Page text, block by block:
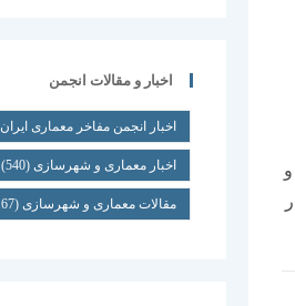
و
اخبار و مقالات انجمن
اخبار انجمن مفاخر معماری ایران
اخبار معماری و شهرسازی(540)
مقالات معماری و شهرسازی(167)